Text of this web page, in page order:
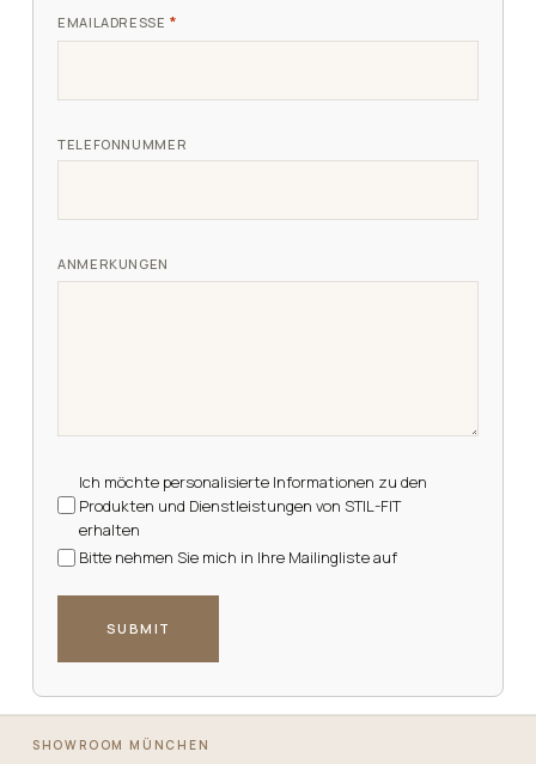
EMAILADRESSE *
TELEFONNUMMER
ANMERKUNGEN
NEWSLETTER
Ich möchte personalisierte Informationen zu den
Produkten und Dienstleistungen von STIL-FIT
erhalten
Bitte nehmen Sie mich in Ihre Mailingliste auf
SUBMIT
SHOWROOM MÜNCHEN